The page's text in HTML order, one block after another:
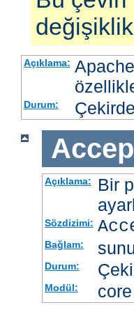
Açıklama:
Durum:
Açıklama:
Bir
Sözdizimi:
Bağlam:
Durum:
Modül: core